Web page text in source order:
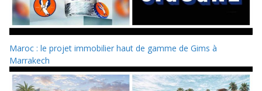
Maroc : le projet immobilier haut de gamme de Gims à
Marrakech